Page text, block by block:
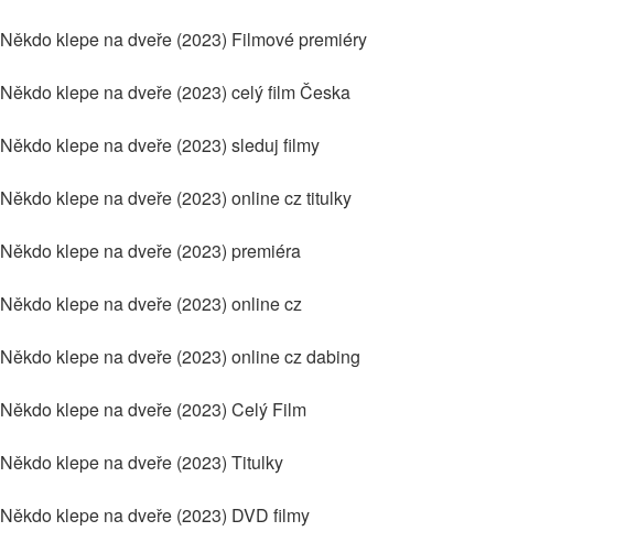
Někdo klepe na dveře (2023) Filmové premiéry
Někdo klepe na dveře (2023) celý film Česka
Někdo klepe na dveře (2023) sleduj filmy
Někdo klepe na dveře (2023) online cz titulky
Někdo klepe na dveře (2023) premiéra
Někdo klepe na dveře (2023) online cz
Někdo klepe na dveře (2023) online cz dabing
Někdo klepe na dveře (2023) Celý Film
Někdo klepe na dveře (2023) Titulky
Někdo klepe na dveře (2023) DVD filmy